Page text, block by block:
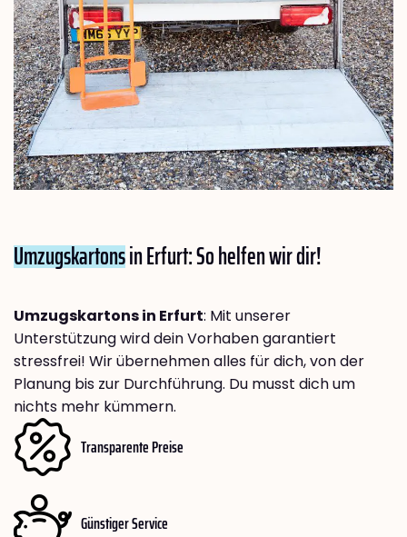
Umzugskartonsin Erfurt: So helfen wir dir!
Umzugskartons in Erfurt: Mit unserer
Unterstützung wird dein Vorhaben garantiert
stressfrei! Wir übernehmen alles für dich, von der
Planung bis zur Durchführung. Du musst dich um
nichts mehr kümmern.
Transparente Preise
Günstiger Service